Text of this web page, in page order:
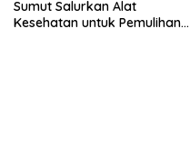
Sumut Salurkan Alat
Kesehatan untuk Pemulihan